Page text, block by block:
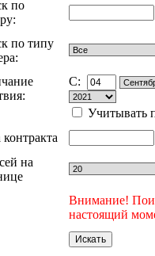
по
по типу
C:
Учитывать
на
Внимание!
настоящий